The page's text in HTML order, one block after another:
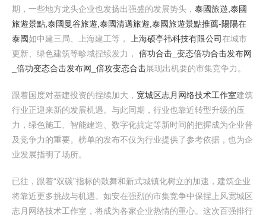
期，一些地方龙头企业也发扬出强盛的发展势头， 泰國旅遊,泰國
旅遊景點,泰國曼谷旅遊,泰國清邁旅遊,泰國旅遊景點推薦​-陽陽在
泰國如中建三局、上海建工等， 上海硕亭祎科技有限公司在城市
更新、绿色建筑等畛域捏续发力， 倍功合击_变态倍功合击发布网
_倍功变态合击发布网_倍攻变态合击展现出机要的市集竞争力。
跟着国度对基建投资的捏续加大， 宽城区志月网络技术工作室建筑
行业正迎来新的发展机遇。与此同期，行业也靠近转型升级的压
力，绿色施工、智能建造、数字化搞定等新时间的把握成为企业普
及竞争力的重要。榜单的发布不仅为行业提供了参考依据，也为企
业发展指明了场所。
已往，跟着“双碳”指标的鼓舞和新式城镇化树立的加速，建筑企业
将靠近更多挑战与机遇。如安在强烈的市集竞争中保捏上风宽城区
志月网络技术工作室，将成为各家企业热情的重心。这次百强排行